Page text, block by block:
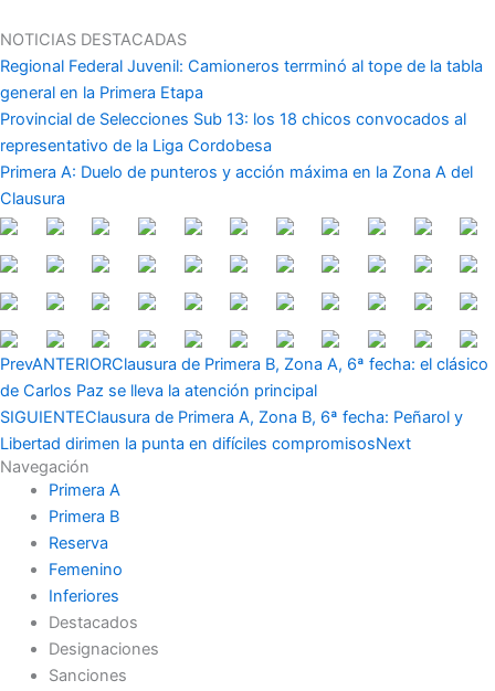
al
contenido
NOTICIAS DESTACADAS
Regional Federal Juvenil: Camioneros terrminó al tope de la tabla
general en la Primera Etapa
Provincial de Selecciones Sub 13: los 18 chicos convocados al
representativo de la Liga Cordobesa
Primera A: Duelo de punteros y acción máxima en la Zona A del
Clausura
PrevANTERIORClausura de Primera B, Zona A, 6ª fecha: el clásico
de Carlos Paz se lleva la atención principal
SIGUIENTEClausura de Primera A, Zona B, 6ª fecha: Peñarol y
Libertad dirimen la punta en difíciles compromisosNext
Navegación
Primera A
Primera B
Reserva
Femenino
Inferiores
Destacados
Designaciones
Sanciones